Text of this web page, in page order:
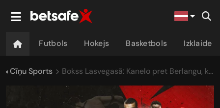
Futbols Hokejs Basketbols Izklaide
Cīņu Sports Bokss Lasvegasā: Kanelo pret Berlangu, kuram ir 16 nokauti pirmajā raundā